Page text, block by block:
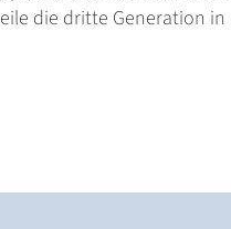
die dritte Generation